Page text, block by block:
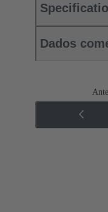
Dados